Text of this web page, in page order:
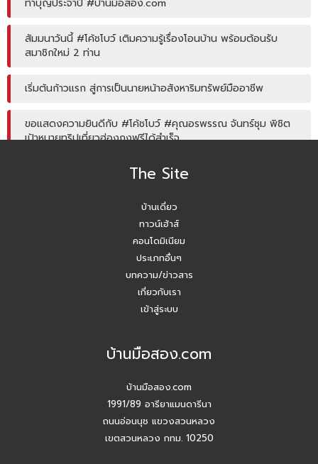
ทำบุญประจำปี #บ้านมือสอง.com
สัมมนาวันนี้ #โค้ชโบว์ เติมความรู้เรื่องโอนบ้าน พร้อมต้อนรับ
สมาชิกใหม่ 2 ท่าน
เริ่มต้นก้าวแรก สู่การเป็นนายหน้าอสังหาริมทรัพย์มืออาชีพ
ขอแสดงความยินดีกับ #โค้ชโบว์ #คุณอรพรรณ จันทร์ชุม พิชิต
เป้าหมายทริปเที่ยวฮ่องกงฟรีได้สำเร็จ
โค้ชหนุ่ม แชร์หัวข้อการลงพื้นที่หาลิสโครงการปิด/เปิด
Agent บ้านมือสอง รับมัดจำอีกแล้ว!! คุณเอญดา (คุณหนิง)
บ้านมือสอง.com ประชุมหารือเชิงกลยุทธ์กับเจ้าหน้าที่ธนาคาร
ปี 2026 #Agentบ้านมือสอง.com มี Listing ฝากขายเยอะ
สัมมนาวันนี้ เพื่อยอดขายที่เติบโตในวันหน้า
สัมมนา AGENT บ้านมือสอง.com วันพุธ 24 ธ.ค. 68
กิจกรรมปีใหม่ บ้านมือสอง.com
The Site
บ้านเดี่ยว
ทาวน์เฮ้าส์
คอนโดมิเนียม
ประเภทอื่นๆ
บทความ/ข่าวสาร
เกี่ยวกับเรา
เข้าสู่ระบบ
บ้านมือสอง.com
บ้านมือสอง.com
1991/89 อารียาแมนดารีนา
ถนนอ่อนนุช แขวงสวนหลวง
เขตสวนหลวง กทม. 10250